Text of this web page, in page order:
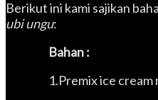
Berikut ini kami sajikan
ubi ungu:
Bahan:
1.Premix ice